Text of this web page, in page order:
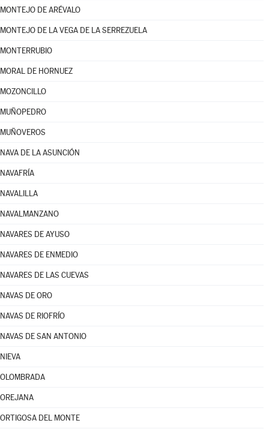
MONTEJO DE ARÉVALO
MONTEJO DE LA VEGA DE LA SERREZUELA
MONTERRUBIO
MORAL DE HORNUEZ
MOZONCILLO
MUÑOPEDRO
MUÑOVEROS
NAVA DE LA ASUNCIÓN
NAVAFRÍA
NAVALILLA
NAVALMANZANO
NAVARES DE AYUSO
NAVARES DE ENMEDIO
NAVARES DE LAS CUEVAS
NAVAS DE ORO
NAVAS DE RIOFRÍO
NAVAS DE SAN ANTONIO
NIEVA
OLOMBRADA
OREJANA
ORTIGOSA DEL MONTE